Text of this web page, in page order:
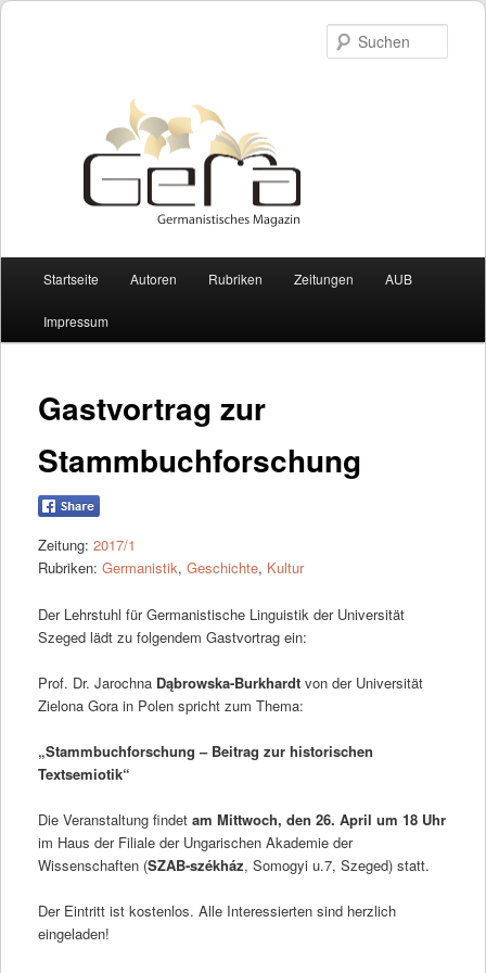
Zum Inhalt wechseln
Zum sekundären Inhalt wechseln
Startseite Autoren Rubriken Zeitungen AUB
Impressum
Gastvortrag zur
Stammbuchforschung
Zeitung: 2017/1
Rubriken: Germanistik, Geschichte, Kultur
Der Lehrstuhl für Germanistische Linguistik der Universität
Szeged lädt zu folgendem Gastvortrag ein:
Prof. Dr. Jarochna Dąbrowska-Burkhardtvon der Universität
Zielona Gora in Polen spricht zum Thema:
„Stammbuchforschung – Beitrag zur historischen
Textsemiotik“
Die Veranstaltung findet am Mittwoch, den 26. April um 18 Uhr
im Haus der Filiale der Ungarischen Akademie der
Wissenschaften (SZAB-székház, Somogyi u.7, Szeged) statt.
Der Eintritt ist kostenlos. Alle Interessierten sind herzlich
eingeladen!